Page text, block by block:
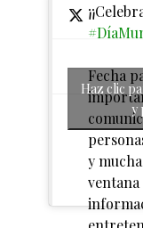
Fecha
y
ventana
Haz clic
y